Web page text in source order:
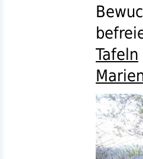
Tafeln